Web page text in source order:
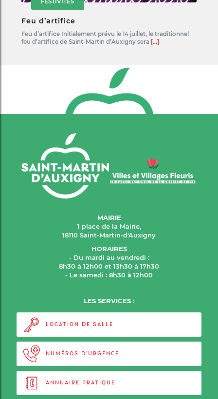
FESTIVITÉS
Feu d’artifice
Feu d’artifice Initialement prévu le 14 juillet, le traditionnel
feu d’artifice de Saint-Martin d’Auxigny sera [...]
MAIRIE
1 place de la Mairie,
18110 Saint-Martin-d'Auxigny
HORAIRES
- Du mardi au vendredi :
8h30 à 12h00 et 13h30 à 17h30
- Le samedi : 8h30 à 12h00
LES SERVICES :
LOCATION DE SALLE
NUMÉROS D'URGENCE
ANNUAIRE PRATIQUE